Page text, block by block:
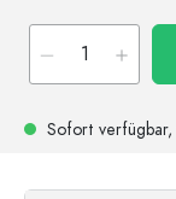
Sofort verfügbar,